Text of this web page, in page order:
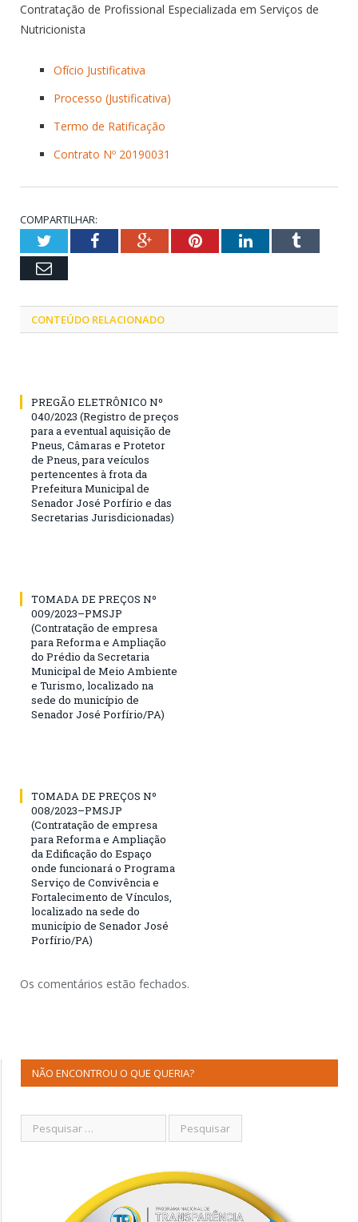
Contratação de Profissional Especializada em Serviços de
Nutricionista
Ofício Justificativa
Processo (Justificativa)
Termo de Ratificação
Contrato Nº 20190031
COMPARTILHAR:
TwitterFacebookGoogle+PinterestLinkedInTumblr
Email
CONTEÚDO RELACIONADO
PREGÃO ELETRÔNICO Nº
040/2023 (Registro de preços
para a eventual aquisição de
Pneus, Câmaras e Protetor
de Pneus, para veículos
pertencentes à frota da
Prefeitura Municipal de
Senador José Porfírio e das
Secretarias Jurisdicionadas)
TOMADA DE PREÇOS Nº
009/2023–PMSJP
(Contratação de empresa
para Reforma e Ampliação
do Prédio da Secretaria
Municipal de Meio Ambiente
e Turismo, localizado na
sede do município de
Senador José Porfírio/PA)
TOMADA DE PREÇOS Nº
008/2023–PMSJP
(Contratação de empresa
para Reforma e Ampliação
da Edificação do Espaço
onde funcionará o Programa
Serviço de Convivência e
Fortalecimento de Vínculos,
localizado na sede do
município de Senador José
Porfírio/PA)
Os comentários estão fechados.
NÃO ENCONTROU O QUE QUERIA?